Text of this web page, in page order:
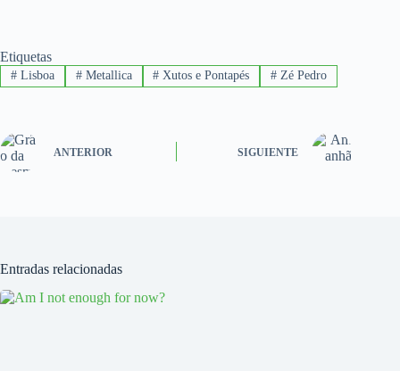
Etiquetas
#Lisboa #Metallica # Xutos e Pontapés # Zé Pedro
ANTERIOR SIGUIENTE
Entradas relacionadas